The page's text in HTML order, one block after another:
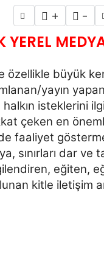
+ -
özellikle büyük
yayın
halkın isteklerini
çeken en
faaliyet
sınırları dar
eğiten,
kitle iletişim